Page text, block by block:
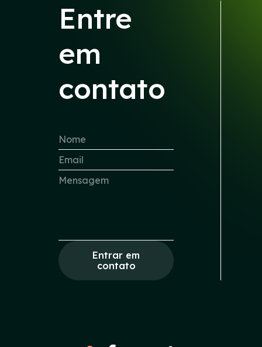
Entre
em
contato
Entrar em
contato